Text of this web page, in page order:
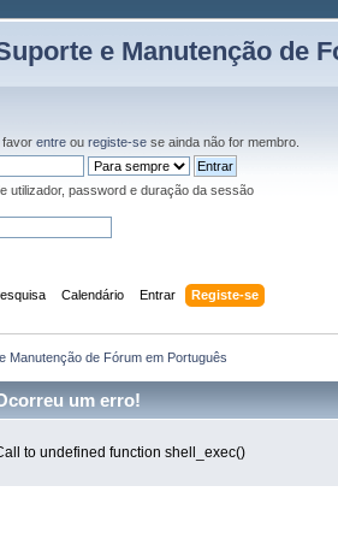
e Manutenção de
favor entre ou registe-se se ainda não for membro.
utilizador, password e duração da sessão
Calendário Entrar Registe-se
Manutenção de Fórum em Português
um erro!
to undefined function shell_exec()